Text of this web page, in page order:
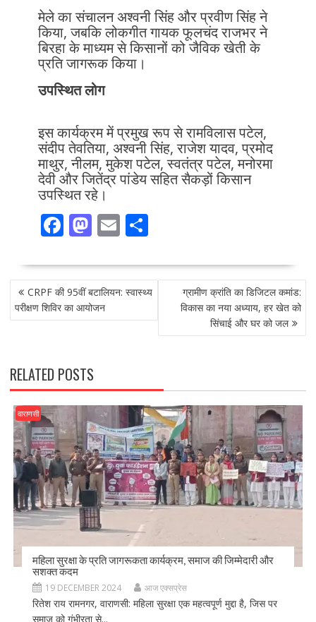
मेले का संचालन अश्वनी सिंह और प्रवीण सिंह ने
किया, जबकि लोकगीत गायक फूलचंद राजभर ने
बिरहा के माध्यम से किसानों को जैविक खेती के
प्रति जागरूक किया।
उपस्थित लोग
इस कार्यक्रम में प्रमुख रूप से रामविलास पटेल,
संदीप तेवतिया, अश्वनी सिंह, राजेश यादव, प्रमोद
माथुर, नीलम, मुकेश पटेल, स्वतंत्र पटेल, मनोरमा
देवी और जितेंद्र पांडेय सहित सैकड़ों किसान
उपस्थित रहे।
F
ac
e
b
o
M
as
to
d
o
E
m
ai
l
S
ar
e
POST
NAVIGATION
CRPF की 95वीं बटालियन: स्वास्थ्य
परीक्षण शिविर का आयोजन
ग्रामीण क्रांति का डिजिटल कमांड:
विकास का नया अध्याय, हर खेत को
सिंचाई और घर को जल
RELATED POSTS
वाराणसी
महिला सुरक्षा के प्रति जागरूकता कार्यक्रम, समाज की जिम्मेदारी और
सशक्त कदम
19 DECEMBER 2024 आज एक्सप्रेस
रितेश राय रामनगर, वाराणसी: महिला सुरक्षा एक महत्वपूर्ण मुद्दा है, जिस पर
समाज को गंभीरता से...